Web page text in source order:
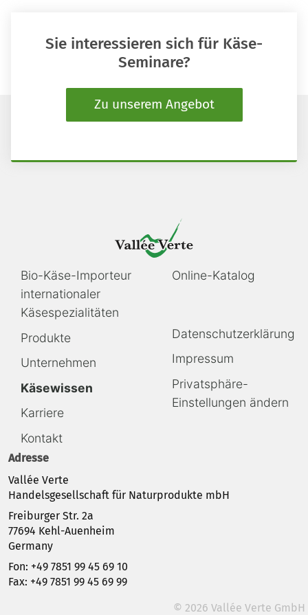
Sie interessieren sich für Käse-
Seminare?
Zu unserem Angebot
Navigation
überspringen
Bio-Käse-Importeur
internationaler
Käsespezialitäten
Produkte
Unternehmen
Käsewissen
Karriere
Kontakt
Navigation
Online-Katalog
Navigation
überspringen
Datenschutzerklärung
Impressum
Privatsphäre-
Einstellungen ändern
Adresse
Vallée Verte
Handelsgesellschaft für Naturprodukte mbH
Freiburger Str. 2a
77694 Kehl-Auenheim
Germany
Fon: +49 7851 99 45 69 10
Fax: +49 7851 99 45 69 99
© 2026 Vallée Verte GmbH